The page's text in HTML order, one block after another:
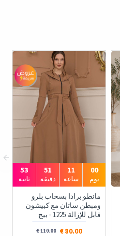
00
يوم
11
ساعة
51
دقيقة
52
ثانية
مانطو برادا بسحاب بلرو
ومبطن ساتان مع كبيشون
قابل للإزالة 1225 - بيج
80.00 €
110.00 €